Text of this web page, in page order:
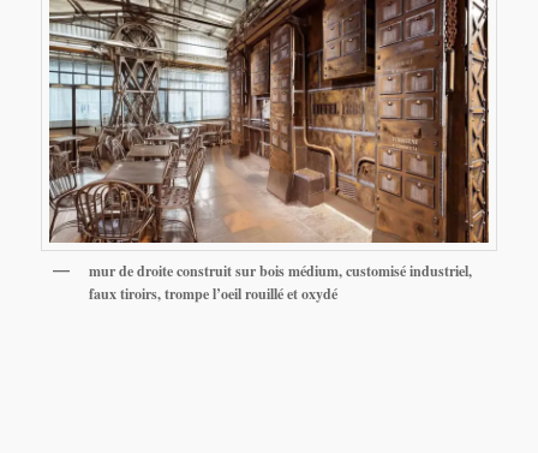
mur de droite construit sur bois médium, customisé industriel,
faux tiroirs, trompe l’oeil rouillé et oxydé